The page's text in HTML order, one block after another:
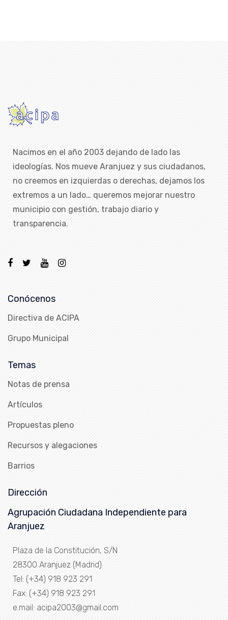
Nacimos en el año 2003 dejando de lado las
ideologías. Nos mueve Aranjuez y sus ciudadanos,
no creemos en izquierdas o derechas, dejamos los
extremos a un lado… queremos mejorar nuestro
municipio con gestión, trabajo diario y
transparencia.
Conócenos
Directiva de ACIPA
Grupo Municipal
Temas
Notas de prensa
Artículos
Propuestas pleno
Recursos y alegaciones
Barrios
Dirección
Agrupación Ciudadana Independiente para
Aranjuez
Plaza de la Constitución, S/N
28300 Aranjuez (Madrid)
Tel: (+34) 918 923 291
Fax: (+34) 918 923 291
e.mail: acipa2003@gmail.com